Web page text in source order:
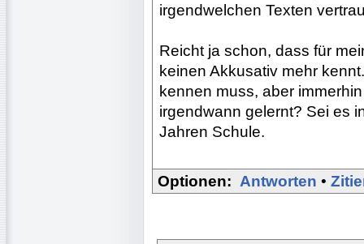
irgendwelchen Texten
Reicht ja schon, dass für
keinen Akkusativ mehr
kennen muss, aber
irgendwann gelernt? Sei es
Jahren Schule.
Optionen: Antworten •